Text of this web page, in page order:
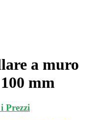
a muro
mm
Prezzi